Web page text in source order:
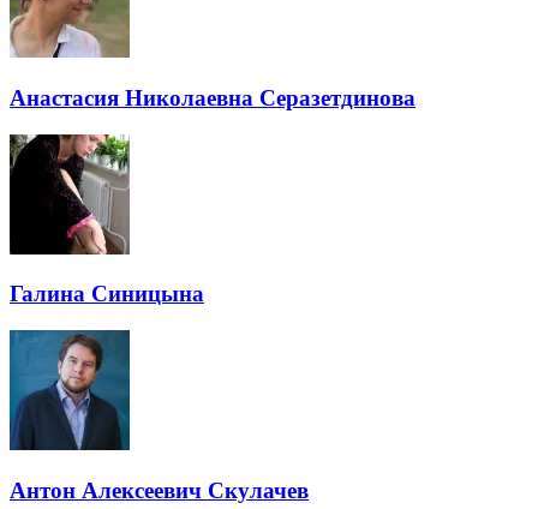
Анастасия Николаевна Серазетдинова
Галина Синицына
Антон Алексеевич Скулачев